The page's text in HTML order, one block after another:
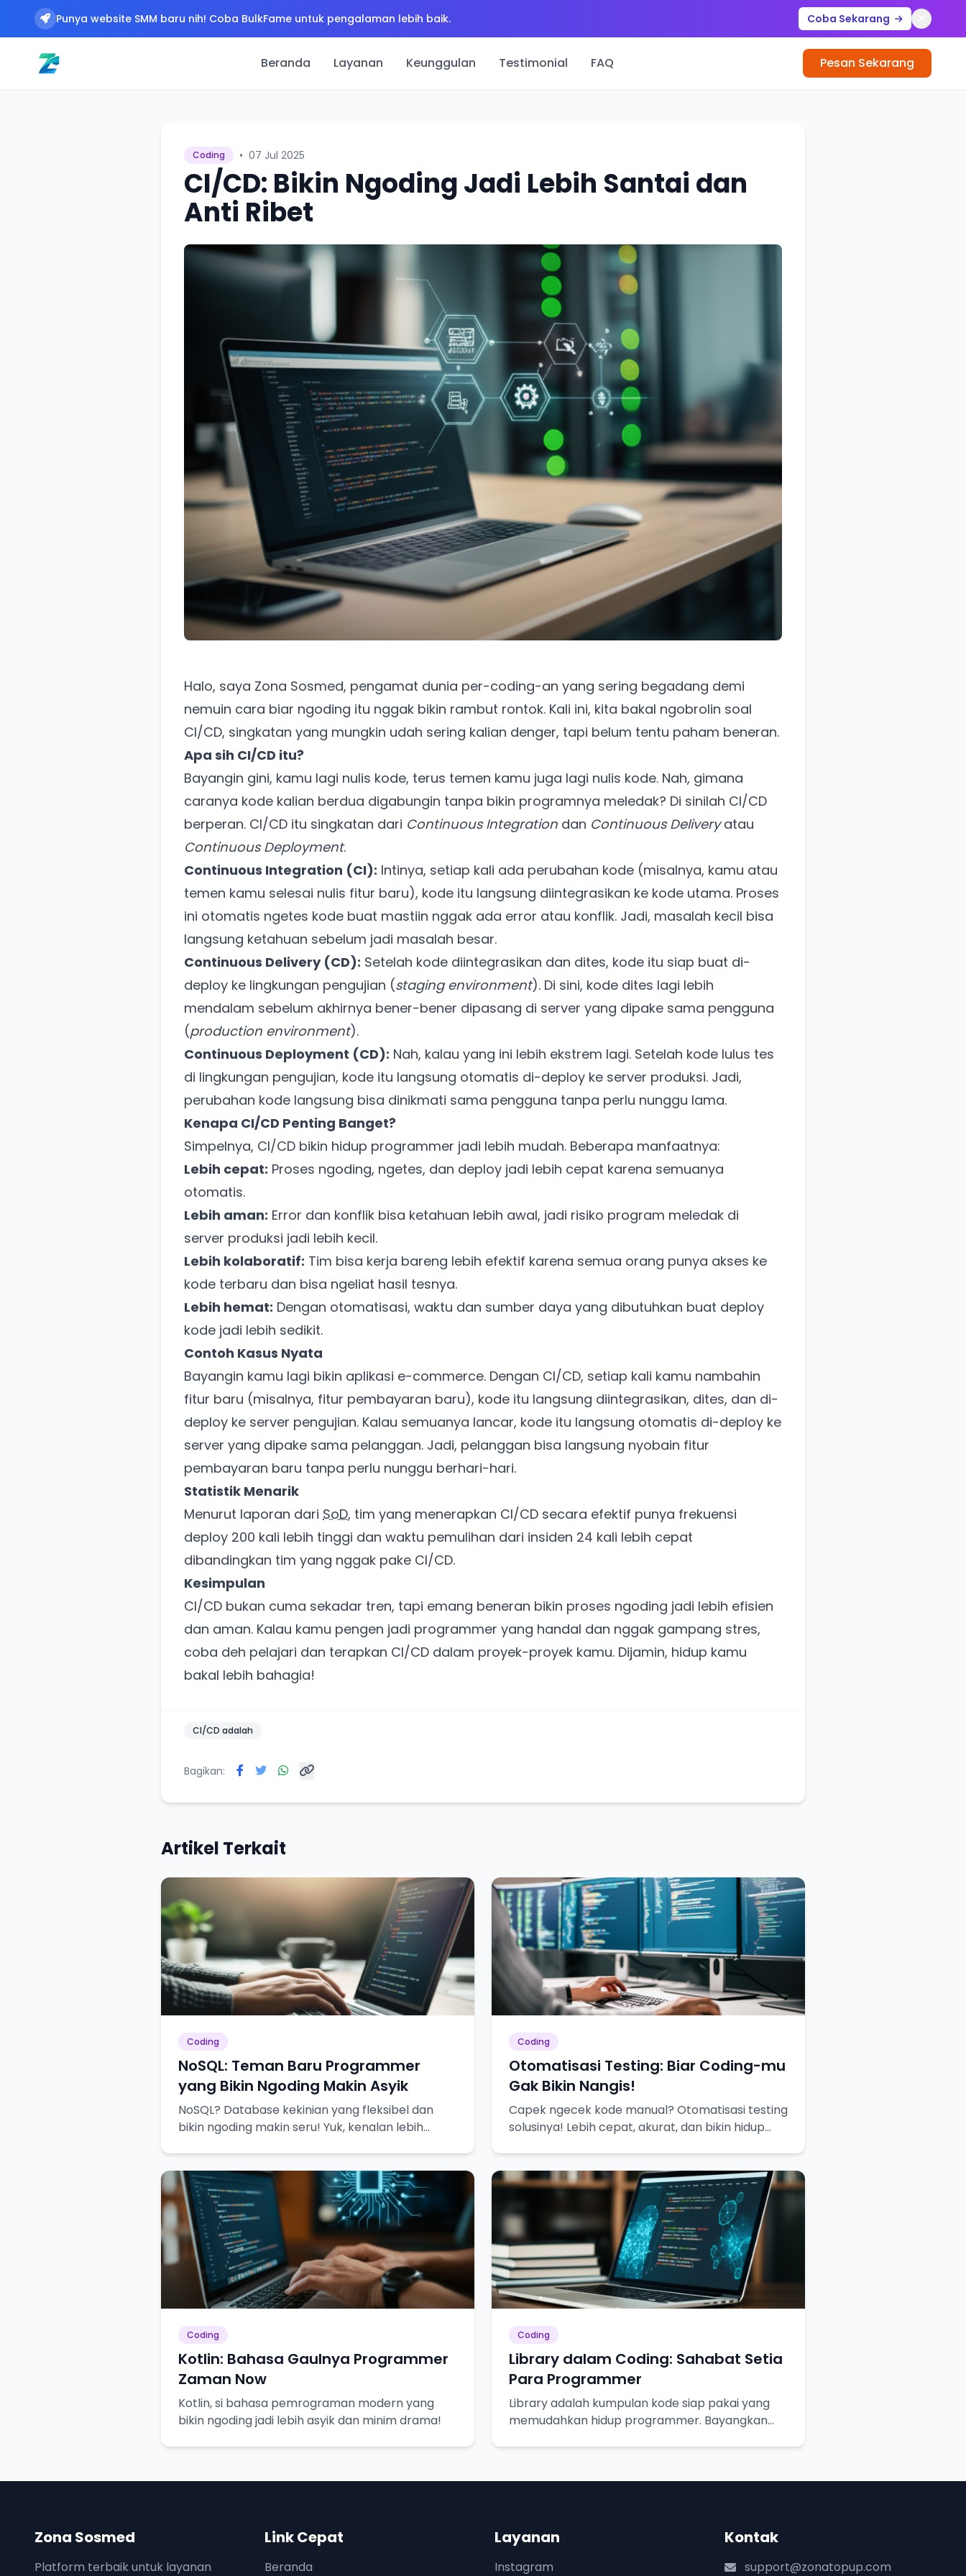
Punya website SMM baru nih! Coba BulkFame untuk pengalaman lebih baik. Coba Sekarang
Beranda Layanan Keunggulan Testimonial FAQ Pesan Sekarang
Coding • 07 Jul 2025
CI/CD: Bikin Ngoding Jadi Lebih Santai dan
Anti Ribet
Halo, saya Zona Sosmed, pengamat dunia per-coding-an yang sering begadang demi
nemuin cara biar ngoding itu nggak bikin rambut rontok. Kali ini, kita bakal ngobrolin soal
CI/CD, singkatan yang mungkin udah sering kalian denger, tapi belum tentu paham beneran.
Apa sih CI/CD itu?
Bayangin gini, kamu lagi nulis kode, terus temen kamu juga lagi nulis kode. Nah, gimana
caranya kode kalian berdua digabungin tanpa bikin programnya meledak? Di sinilah CI/CD
berperan. CI/CD itu singkatan dari Continuous Integration dan Continuous Deliveryatau
Continuous Deployment.
Continuous Integration (CI): Intinya, setiap kali ada perubahan kode (misalnya, kamu atau
temen kamu selesai nulis fitur baru), kode itu langsung diintegrasikan ke kode utama. Proses
ini otomatis ngetes kode buat mastiin nggak ada error atau konflik. Jadi, masalah kecil bisa
langsung ketahuan sebelum jadi masalah besar.
Continuous Delivery (CD): Setelah kode diintegrasikan dan dites, kode itu siap buat di-
deploy ke lingkungan pengujian (staging environment). Di sini, kode dites lagi lebih
mendalam sebelum akhirnya bener-bener dipasang di server yang dipake sama pengguna
(production environment).
Continuous Deployment (CD): Nah, kalau yang ini lebih ekstrem lagi. Setelah kode lulus tes
di lingkungan pengujian, kode itu langsung otomatis di-deploy ke server produksi. Jadi,
perubahan kode langsung bisa dinikmati sama pengguna tanpa perlu nunggu lama.
Kenapa CI/CD Penting Banget?
Simpelnya, CI/CD bikin hidup programmer jadi lebih mudah. Beberapa manfaatnya:
Lebih cepat: Proses ngoding, ngetes, dan deploy jadi lebih cepat karena semuanya
otomatis.
Lebih aman: Error dan konflik bisa ketahuan lebih awal, jadi risiko program meledak di
server produksi jadi lebih kecil.
Lebih kolaboratif: Tim bisa kerja bareng lebih efektif karena semua orang punya akses ke
kode terbaru dan bisa ngeliat hasil tesnya.
Lebih hemat: Dengan otomatisasi, waktu dan sumber daya yang dibutuhkan buat deploy
kode jadi lebih sedikit.
Contoh Kasus Nyata
Bayangin kamu lagi bikin aplikasi e-commerce. Dengan CI/CD, setiap kali kamu nambahin
fitur baru (misalnya, fitur pembayaran baru), kode itu langsung diintegrasikan, dites, dan di-
deploy ke server pengujian. Kalau semuanya lancar, kode itu langsung otomatis di-deploy ke
server yang dipake sama pelanggan. Jadi, pelanggan bisa langsung nyobain fitur
pembayaran baru tanpa perlu nunggu berhari-hari.
Statistik Menarik
Menurut laporan dari SoD, tim yang menerapkan CI/CD secara efektif punya frekuensi
deploy 200 kali lebih tinggi dan waktu pemulihan dari insiden 24 kali lebih cepat
dibandingkan tim yang nggak pake CI/CD.
Kesimpulan
CI/CD bukan cuma sekadar tren, tapi emang beneran bikin proses ngoding jadi lebih efisien
dan aman. Kalau kamu pengen jadi programmer yang handal dan nggak gampang stres,
coba deh pelajari dan terapkan CI/CD dalam proyek-proyek kamu. Dijamin, hidup kamu
bakal lebih bahagia!
CI/CD adalah
Bagikan:
Artikel Terkait
Coding
NoSQL: Teman Baru Programmer
yang Bikin Ngoding Makin Asyik
NoSQL? Database kekinian yang fleksibel dan
bikin ngoding makin seru! Yuk, kenalan lebih
Coding
Otomatisasi Testing: Biar Coding-mu
Gak Bikin Nangis!
Capek ngecek kode manual? Otomatisasi testing
solusinya! Lebih cepat, akurat, dan bikin hidup
Coding
Kotlin: Bahasa Gaulnya Programmer
Zaman Now
Kotlin, si bahasa pemrograman modern yang
bikin ngoding jadi lebih asyik dan minim drama!
Coding
Library dalam Coding: Sahabat Setia
Para Programmer
Library adalah kumpulan kode siap pakai yang
memudahkan hidup programmer. Bayangkan
Zona Sosmed
Platform terbaik untuk layanan
Link Cepat
Beranda
Layanan
Instagram
Kontak
support@zonatopup.com
Punya website SMM baru nih! Coba BulkFame
untuk pengalaman lebih baik.
Tanpa daftar ulang, gratis dicoba. Kamu tetap bisa pakai
Zona Sosmed kapan saja.
Lain kali saja